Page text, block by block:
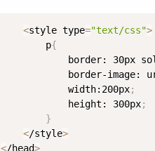
<style type="text/css">
        p
{
border: 30px
border-image:
            width:200px
;
            height: 300px
;
}
</style>
</head>